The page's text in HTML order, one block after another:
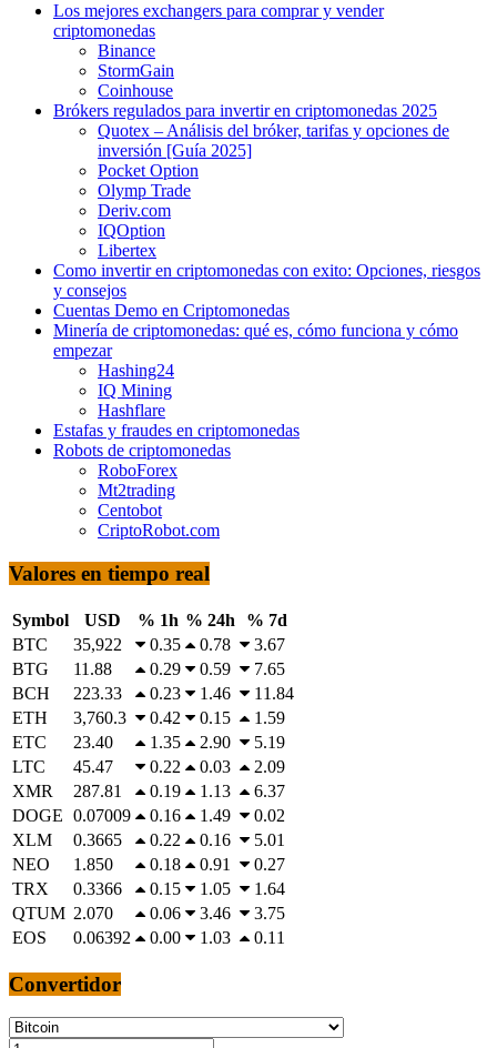
Los mejores exchangers para comprar y vender
criptomonedas
Binance
StormGain
Coinhouse
Brókers regulados para invertir en criptomonedas 2025
Quotex – Análisis del bróker, tarifas y opciones de
inversión [Guía 2025]
Pocket Option
Olymp Trade
Deriv.com
IQOption
Libertex
Como invertir en criptomonedas con exito: Opciones, riesgos
y consejos
Cuentas Demo en Criptomonedas
Minería de criptomonedas: qué es, cómo funciona y cómo
empezar
Hashing24
IQ Mining
Hashflare
Estafas y fraudes en criptomonedas
Robots de criptomonedas
RoboForex
Mt2trading
Centobot
CriptoRobot.com
Valores en tiempo real
Symbol USD % 1h % 24h
% 7d
BTC
35,922 0.35 0.78
3.67
BTG
11.88 0.29 0.59
7.65
BCH
223.33 0.23 1.46
11.84
ETH
3,760.3 0.42 0.15
1.59
ETC
23.40 1.35 2.90
5.19
LTC
45.47 0.22 0.03
2.09
XMR
287.81 0.19 1.13
6.37
DOGE 0.07009 0.16 1.49
0.02
XLM
0.3665 0.22 0.16
5.01
NEO
1.850 0.18 0.91
0.27
TRX
0.3366 0.15 1.05
1.64
QTUM 2.070 0.06 3.46
3.75
EOS
0.06392 0.00 1.03 0.11
Convertidor